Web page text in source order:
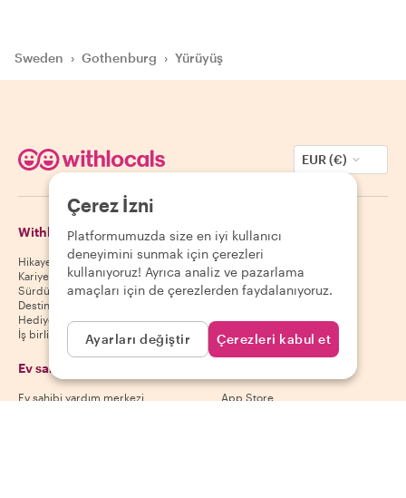
Sweden › Gothenburg › Yürüyüş
EUR (€)
Withlocals Hakkında
Hikayemiz
Kariyer
Sürdürülebilirlik
Destinasyonlar
Hediye kuponları
İş birliği yap
Misafirler
Misafir yardım merkezi
Misafir iptal politikası
Misafir kullanım koşulları
Ev sahipleri
Ev sahibi yardım merkezi
App Store
Çerez İzni
Platformumuzda size en iyi kullanıcı
deneyimini sunmak için çerezleri
kullanıyoruz! Ayrıca analiz ve pazarlama
amaçları için de çerezlerden faydalanıyoruz.
Ayarları değiştir Çerezleri kabul et